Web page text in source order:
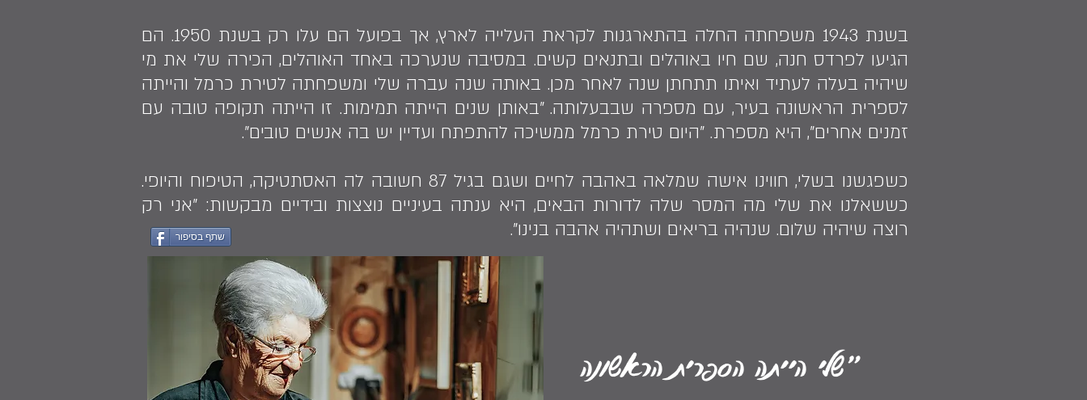
בשנת 1943 משפחתה החלה בהתארגנות לקראת העלייה לארץ, אך בפועל הם עלו רק בשנת 1950. הם
הגיעו לפרדס חנה, שם חיו באוהלים ובתנאים קשים. במסיבה שנערכה באחד האוהלים, הכירה שלי את מי
שיהיה בעלה לעתיד ואיתו תתחתן שנה לאחר מכן. באותה שנה עברה שלי ומשפחתה לטירת כרמל והייתה
לספרית הראשונה בעיר, עם מספרה שבבעלותה. "באותן שנים הייתה תמימות. זו הייתה תקופה טובה עם
זמנים אחרים", היא מספרת. "היום טירת כרמל ממשיכה להתפתח ועדיין יש בה אנשים טובים".
כשפגשנו בשלי, חווינו אישה שמלאה באהבה לחיים ושגם בגיל 87 חשובה לה האסתטיקה, הטיפוח והיופי.
כששאלנו את שלי מה המסר שלה לדורות הבאים, היא ענתה בעיניים נוצצות ובידיים מבקשות: "אני רק
רוצה שיהיה שלום. שנהיה בריאים ושתהיה אהבה בנינו".
שתף בסיפור
"שלי הייתה הספרית הראשונה